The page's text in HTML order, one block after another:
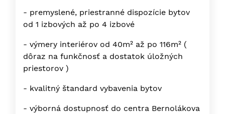
- premyslené, priestranné dispozície bytov
od 1 izbových až po 4 izbové
- výmery interiérov od 40m² až po 116m² (
dôraz na funkčnosť a dostatok úložných
priestorov )
- kvalitný štandard vybavenia bytov
- výborná dostupnosť do centra Bernolákova